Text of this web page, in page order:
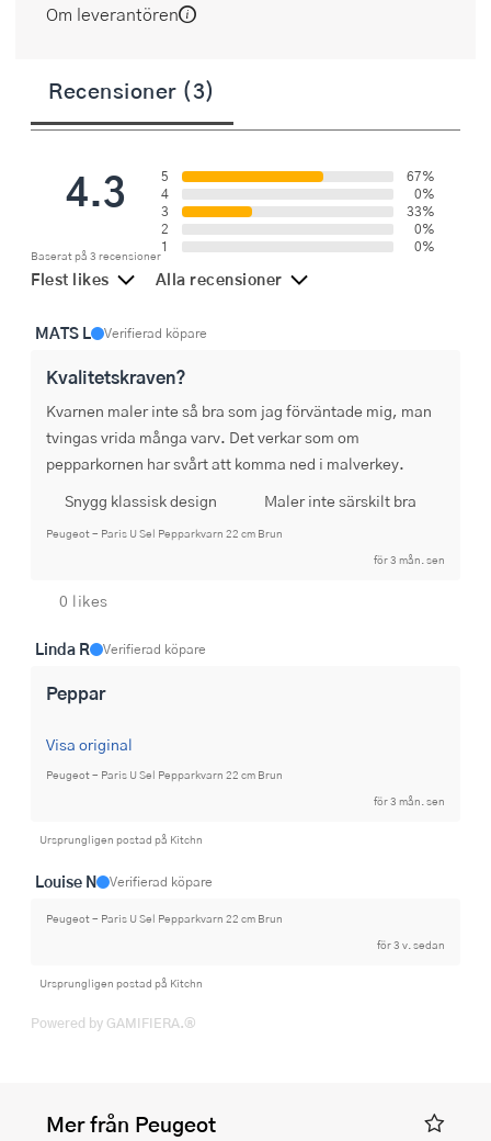
Om leverantören
Recensioner (3)
4.3
Baserat på 3 recensioner
5
67%
4
0%
3
33%
2
0%
1
0%
Flest likes Alla recensioner
MATS L Verifierad köpare
Kvalitetskraven?
Kvarnen maler inte så bra som jag förväntade mig, man
tvingas vrida många varv. Det verkar som om
pepparkornen har svårt att komma ned i malverkey.
Snygg klassisk design
Maler inte särskilt bra
Peugeot - Paris U Sel Pepparkvarn 22 cm Brun
för 3 mån. sen
0 likes
Linda R Verifierad köpare
Peppar
Visa original
Peugeot - Paris U Sel Pepparkvarn 22 cm Brun
för 3 mån. sen
Ursprungligen postad på Kitchn
Louise N Verifierad köpare
Peugeot - Paris U Sel Pepparkvarn 22 cm Brun
för 3 v. sedan
Ursprungligen postad på Kitchn
Powered by GAMIFIERA.®
Mer från Peugeot